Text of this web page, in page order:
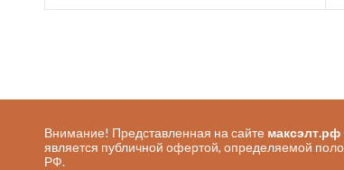
Внимание! Представленная на сайте максэлт.рф
является публичной офертой, определяемой
РФ.